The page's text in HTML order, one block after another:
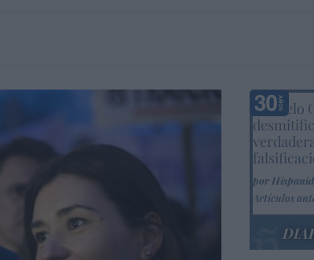
Marcelo
por
Artículos